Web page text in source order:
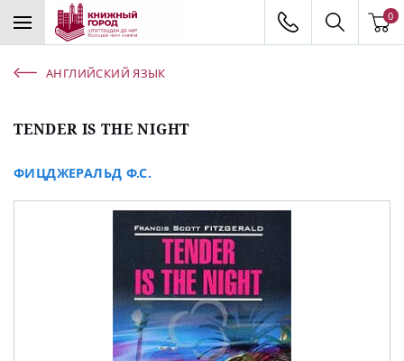
0
АНГЛИЙСКИЙ ЯЗЫК
TENDER IS THE NIGHT
ФИЦДЖЕРАЛЬД Ф.С.